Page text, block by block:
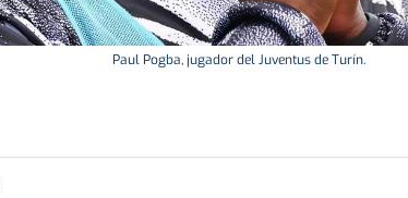
Paul Pogba, jugador del Juventus de Turín.